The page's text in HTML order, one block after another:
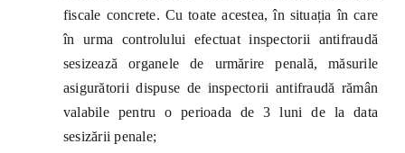
fiscale concrete. Cu toate acestea, în situația în care
în urma controlului efectuat inspectorii antifraudă
sesizează organele de urmărire penală,măsurile
asigurătorii dispuse de inspectorii antifraudă rămân
valabile pentru o perioada de 3 luni de la data
sesizării penale;